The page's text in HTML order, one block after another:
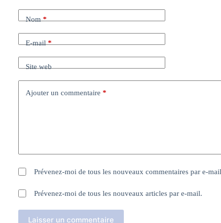
Nom*
E-mail*
Site web
Ajouter un commentaire *
Prévenez-moi de tous les nouveaux commentaires par e-
Prévenez-moi de tous les nouveaux articles par e-mail.
Laisser un commentaire